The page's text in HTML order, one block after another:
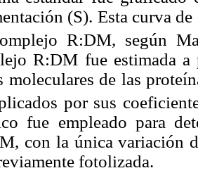
(S). Esta curva
R:DM, según
R:DM fue estimada
moleculares de las
por sus
fue empleado para
con la única variación
fotolizada.